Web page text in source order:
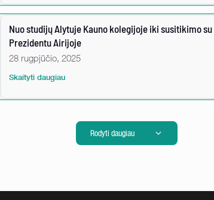
Nuo studijų Alytuje Kauno kolegijoje iki susitikimo su
Prezidentu Airijoje
28 rugpjūčio, 2025
Skaityti daugiau
Rodyti daugiau